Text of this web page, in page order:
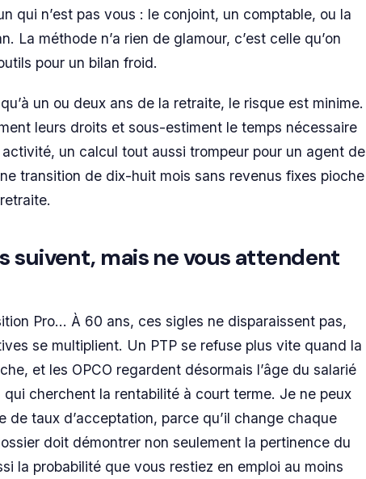
qui n’est pas vous : le conjoint, un comptable, ou la
La méthode n’a rien de glamour, c’est celle qu’on
pour un bilan froid.
un ou deux ans de la retraite, le risque est minime.
leurs droits et sous-estiment le temps nécessaire
un calcul tout aussi trompeur pour un agent de
transition de dix-huit mois sans revenus fixes pioche
suivent, mais ne vous attendent
Pro… À 60 ans, ces sigles ne disparaissent pas,
se multiplient. Un PTP se refuse plus vite quand la
et les OPCO regardent désormais l’âge du salarié
qui cherchent la rentabilité à court terme. Je ne peux
de taux d’acceptation, parce qu’il change chaque
doit démontrer non seulement la pertinence du
la probabilité que vous restiez en emploi au moins